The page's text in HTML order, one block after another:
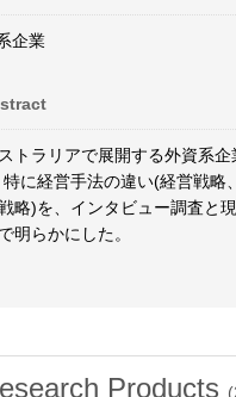
企業
トラリアで展開する外資系企
に経営手法の違い(経営戦略
略)を、インタビュー調査と
明らかにした。
Products (